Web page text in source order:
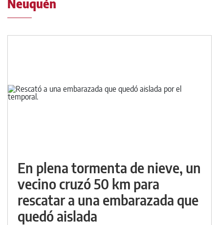
Neuquén
En plena tormenta de nieve, un
vecino cruzó 50 km para
rescatar a una embarazada que
quedó aislada